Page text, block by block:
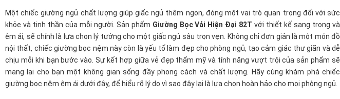
Một chiếc giường ngủ chất lượng giúp giấc ngủ thêm ngon, đóng một vai trò quan trọng đối với sức
khỏe và tinh thần của mỗi người. Sản phẩm Giường Bọc Vải Hiện Đại 82T với thiết kế sang trọng và
êm ái, sẽ chính là lựa chọn lý tưởng cho một giấc ngủ sâu trọn vẹn. Không chỉ đơn giản là một món đồ
nội thất, chiếc giường bọc nệm này còn là yếu tố làm đẹp cho phòng ngủ, tạo cảm giác thư giãn và dễ
chịu mỗi khi bạn bước vào. Sự kết hợp giữa vẻ đẹp thẩm mỹ và tính năng vượt trội của sản phẩm sẽ
mang lại cho bạn một không gian sống đầy phong cách và chất lượng. Hãy cùng khám phá chiếc
giường bọc nệm êm ái dưới đây, để hiểu rõ lý do vì sao đây lại là lựa chọn hoàn hảo cho mọi phòng ngủ.